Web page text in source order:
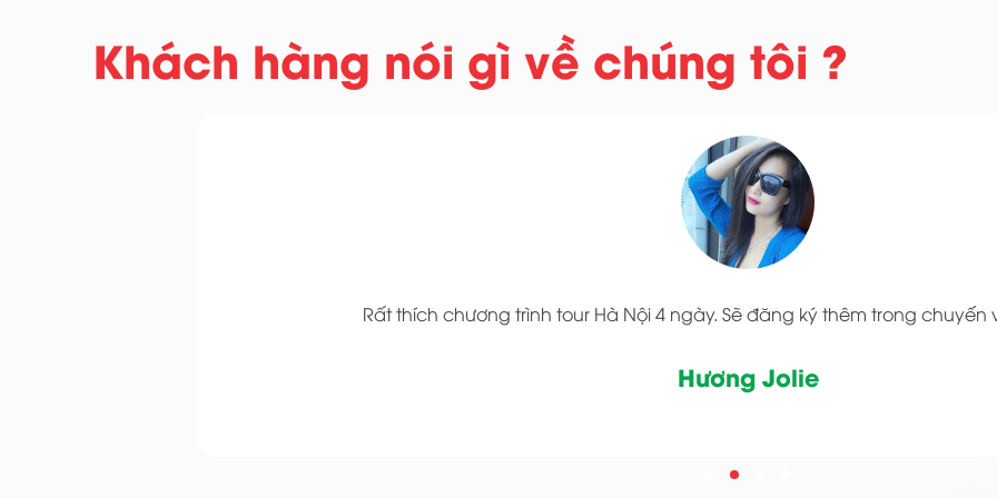
Khách hàng nói gì về chúng tôi ?
Rất thích chương trình tour Hà Nội 4 ngày. Sẽ đăng ký thêm trong chuyến
Hương Jolie